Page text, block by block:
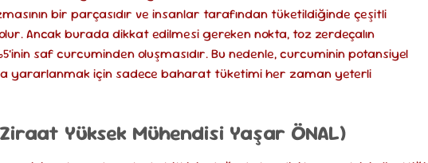
bir parçasıdır ve insanlar tarafından tüketildiğinde çeşitli
Ancak burada dikkat edilmesi gereken nokta, toz zerdeçalın
saf curcuminden oluşmasıdır. Bu nedenle, curcuminin potansiyel
yararlanmak için sadece baharat tüketimi her zaman yeterli
Yüksek Mühendisi Yaşar ÖNAL)